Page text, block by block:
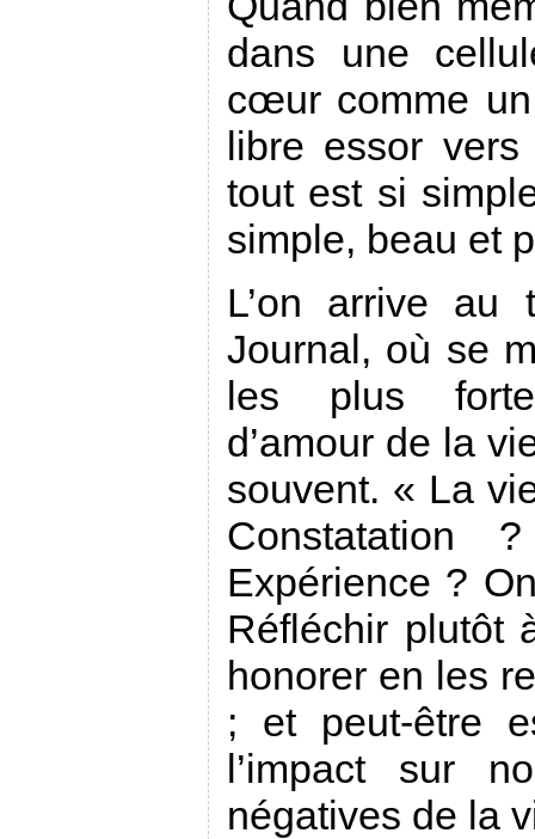
dans une
cœur comme
libre essor vers
tout est si
simple, beau et
L’on arrive au
Journal, où se
les plus
d’amour de la
souvent. « La
Constatation
Expérience ?
Réfléchir plutôt
honorer en les
; et peut-être
l’impact sur
négatives de la